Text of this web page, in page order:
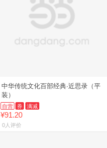
中华传统文化百部经典·近思录（平
装）
自营 券 满减
¥91.20
0人评价